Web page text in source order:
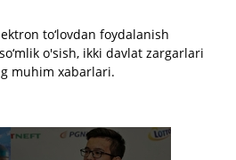
o'sish, ikki davlat zargarlari
eng muhim xabarlari.